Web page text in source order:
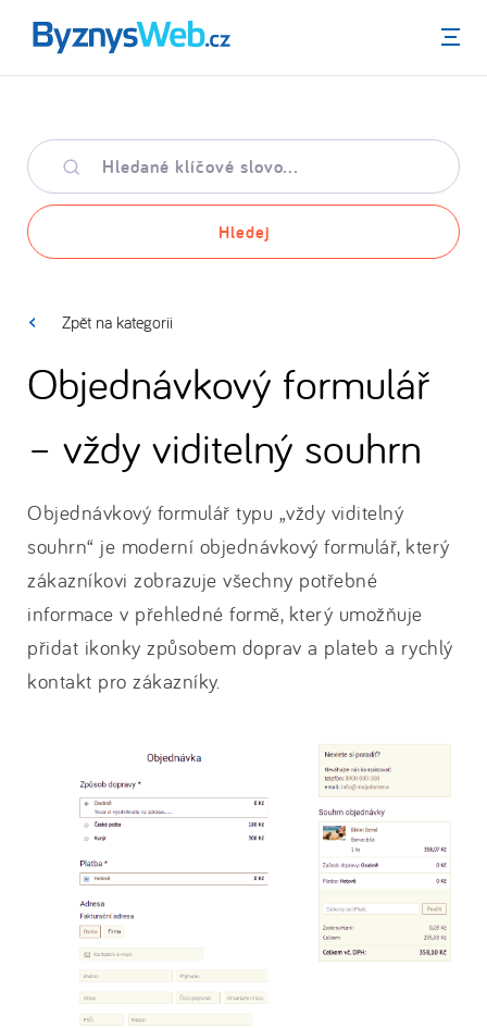
Menu
Hledané
klíčové
slovo
Hledej
Zpět na kategorii
Objednávkový formulář
– vždy viditelný souhrn
Objednávkový formulář typu „vždy viditelný
souhrn“ je moderní objednávkový formulář, který
zákazníkovi zobrazuje všechny potřebné
informace v přehledné formě, který umožňuje
přidat ikonky způsobem doprav a plateb a rychlý
kontakt pro zákazníky.